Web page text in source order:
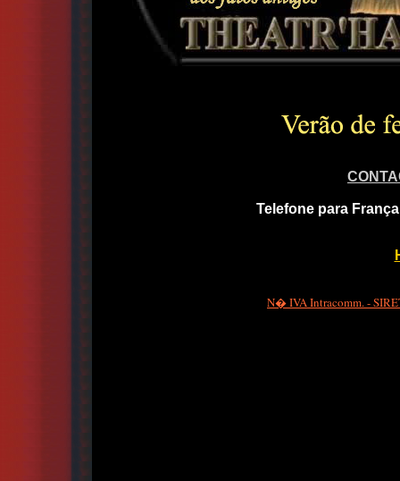
Telefone para
N� IVA Intracomm. -